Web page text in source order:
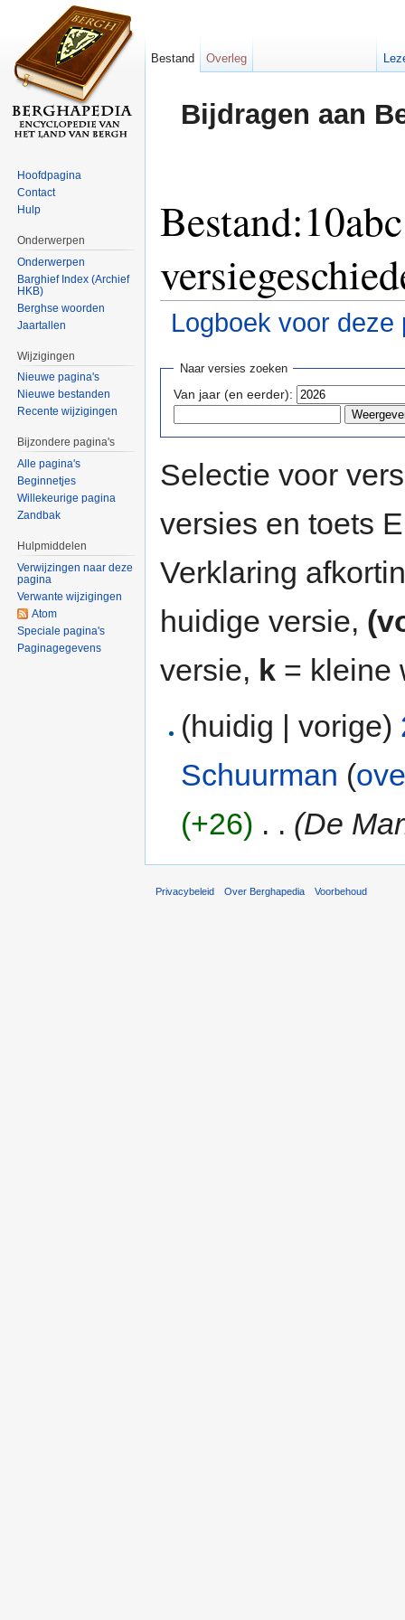
Bijdragen aan
Logboek voor deze
Naar versies zoeken
Van jaar (en eerder):
Selectie voor
versies en toets
Verklaring
huidige versie,
versie, k = kleine
(huidig | vorige)
Schuurman (
(+26) . . (De
Bestand Overleg
Hoofdpagina
Contact
Hulp
Onderwerpen
Onderwerpen
Barghief Index (Archief
HKB)
Berghse woorden
Jaartallen
Wijzigingen
Nieuwe pagina's
Nieuwe bestanden
Recente wijzigingen
Bijzondere pagina's
Alle pagina's
Beginnetjes
Willekeurige pagina
Zandbak
Hulpmiddelen
Verwijzingen naar deze
pagina
Verwante wijzigingen
Atom
Speciale pagina's
Paginagegevens
Privacybeleid Over Berghapedia Voorbehoud